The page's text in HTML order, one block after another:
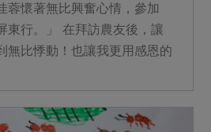
蓉懷著無比興奮心情，參加
東行。」 在拜訪農友後，讓
無比悸動！也讓我更用感恩的